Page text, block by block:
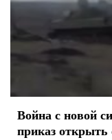
Война с новой
приказ